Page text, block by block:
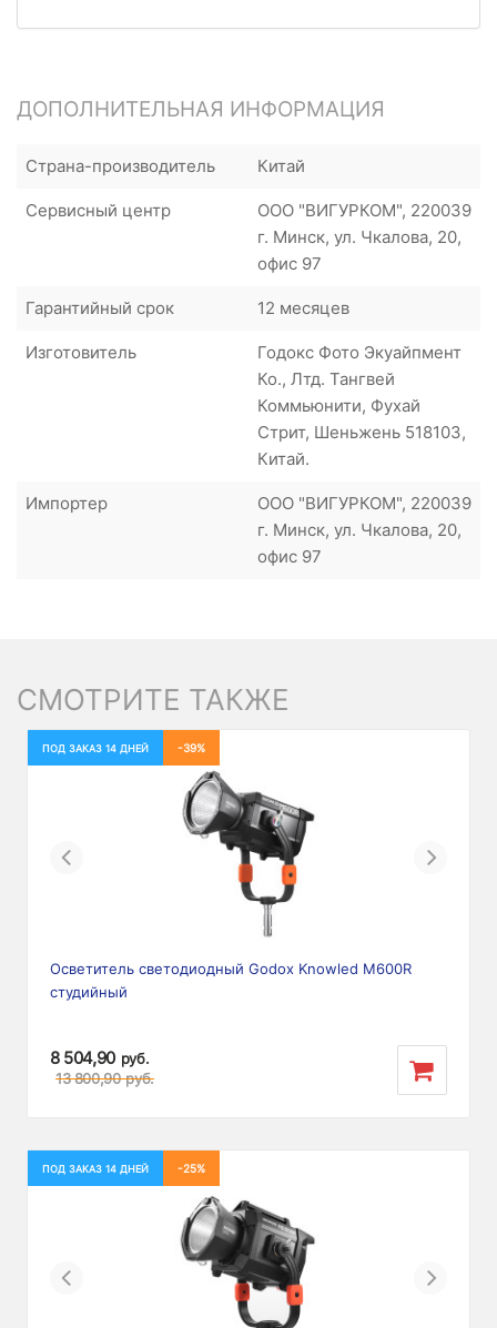
ДОПОЛНИТЕЛЬНАЯ ИНФОРМАЦИЯ
Страна-производитель Китай
Сервисный центр
ООО "ВИГУРКОМ", 220039
г. Минск, ул. Чкалова, 20,
офис 97
Гарантийный срок 12 месяцев
Изготовитель
Годокс Фото Экуайпмент
Ко., Лтд. Тангвей
Коммьюнити, Фухай
Стрит, Шеньжень 518103,
Китай.
Импортер
ООО "ВИГУРКОМ", 220039
г. Минск, ул. Чкалова, 20,
офис 97
СМОТРИТЕ ТАКЖЕ
ПОД ЗАКАЗ 14 ДНЕЙ -39%
Previous Next
Осветитель светодиодный Godox Knowled M600R
студийный
8 504,90 руб.
13 800,90 руб.
ПОД ЗАКАЗ 14 ДНЕЙ -25%
Previous Next